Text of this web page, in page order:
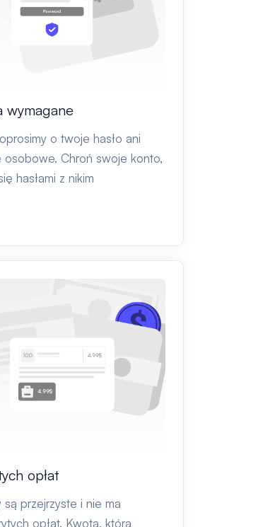
wymagane
o twoje hasło ani
osobowe. Chroń swoje konto,
hasłami z nikim
opłat
przejrzyste i nie ma
opłat. Kwota, którą